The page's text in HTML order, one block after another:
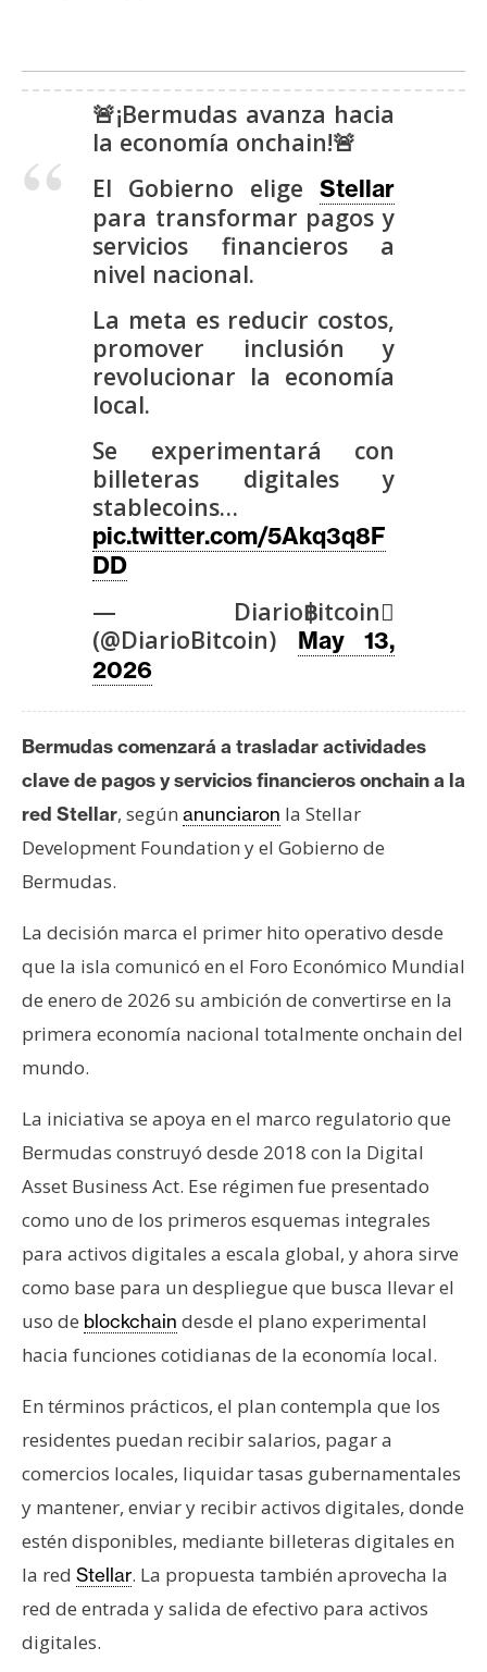
N
m
R
e
c
u
r
s
o
C
o
n
a
c
o
y
P
u
l
c
d
a
d
🚨¡Bermudas avanza hacia
la economía onchain!🚨
El Gobierno elige Stellar
para transformar pagos y
servicios financieros a
nivel nacional.
La meta es reducir costos,
promover inclusión y
revolucionar la economía
local.
Se experimentará con
billeteras digitales y
stablecoins…
pic.twitter.com/5Akq3q8F
DD
— Diario฿itcoin
(@DiarioBitcoin) May 13,
2026
Bermudas comenzará a trasladar actividades
clave de pagos y servicios financieros onchain a la
red Stellar, según anunciaron la Stellar
Development Foundation y el Gobierno de
Bermudas.
La decisión marca el primer hito operativo desde
que la isla comunicó en el Foro Económico Mundial
de enero de 2026 su ambición de convertirse en la
primera economía nacional totalmente onchain del
mundo.
La iniciativa se apoya en el marco regulatorio que
Bermudas construyó desde 2018 con la Digital
Asset Business Act. Ese régimen fue presentado
como uno de los primeros esquemas integrales
para activos digitales a escala global, y ahora sirve
como base para un despliegue que busca llevar el
uso de blockchain desde el plano experimental
hacia funciones cotidianas de la economía local.
En términos prácticos, el plan contempla que los
residentes puedan recibir salarios, pagar a
comercios locales, liquidar tasas gubernamentales
y mantener, enviar y recibir activos digitales, donde
estén disponibles, mediante billeteras digitales en
la red Stellar. La propuesta también aprovecha la
red de entrada y salida de efectivo para activos
digitales.